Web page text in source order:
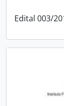
Edital 003/